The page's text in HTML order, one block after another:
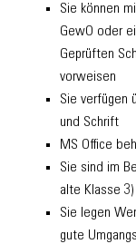
Sie können
GewO oder
Geprüften
vorweisen
Sie verfügen
und Schrift
MS Office
Sie sind im
alte Klasse 3)
Sie legen
gute